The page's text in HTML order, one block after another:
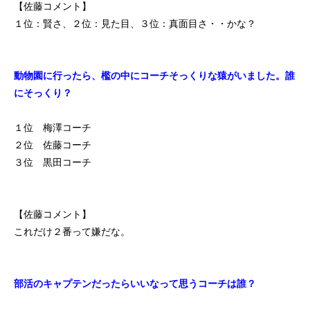
【佐藤コメント】
１位：賢さ、２位：見た目、３位：真面目さ・・かな？
動物園に行ったら、檻の中にコーチそっくりな猿がいました。誰
にそっくり？
１位 梅澤コーチ
２位 佐藤コーチ
３位 黒田コーチ
【佐藤コメント】
これだけ２番って嫌だな。
部活のキャプテンだったらいいなって思うコーチは誰？